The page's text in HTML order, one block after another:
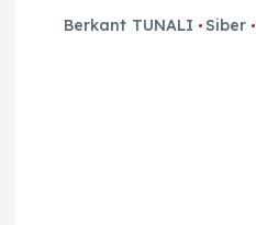
Berkant TUNALI Siber